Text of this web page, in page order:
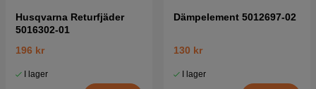
Husqvarna Returfjäder
5016302-01
196 kr
I lager
Dämpelement 5012697-02
130 kr
I lager